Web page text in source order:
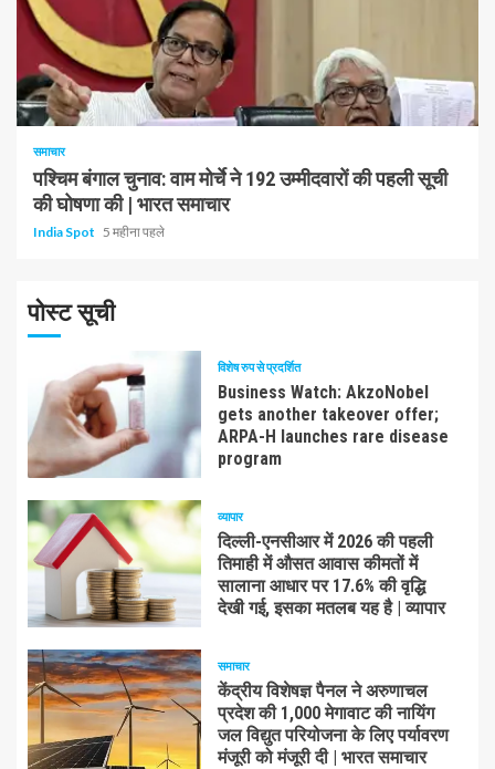
1 न्यूनतम पढ़ा
समाचार
पश्चिम बंगाल चुनाव: वाम मोर्चे ने 192 उम्मीदवारों की पहली सूची
की घोषणा की | भारत समाचार
India Spot 5 महीना पहले
पोस्ट सूची
विशेष रुप से प्रदर्शित
Business Watch: AkzoNobel
gets another takeover offer;
ARPA-H launches rare disease
program
व्यापार
दिल्ली-एनसीआर में 2026 की पहली
तिमाही में औसत आवास कीमतों में
सालाना आधार पर 17.6% की वृद्धि
देखी गई, इसका मतलब यह है | व्यापार
समाचार
केंद्रीय विशेषज्ञ पैनल ने अरुणाचल
प्रदेश की 1,000 मेगावाट की नायिंग
जल विद्युत परियोजना के लिए पर्यावरण
मंजूरी को मंजूरी दी | भारत समाचार